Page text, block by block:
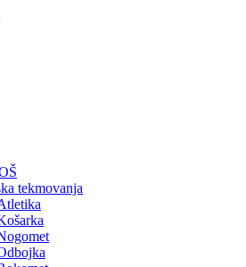
tekmovanja